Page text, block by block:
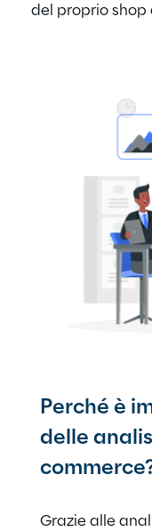
del proprio shop
Perché è
delle
Grazie alle